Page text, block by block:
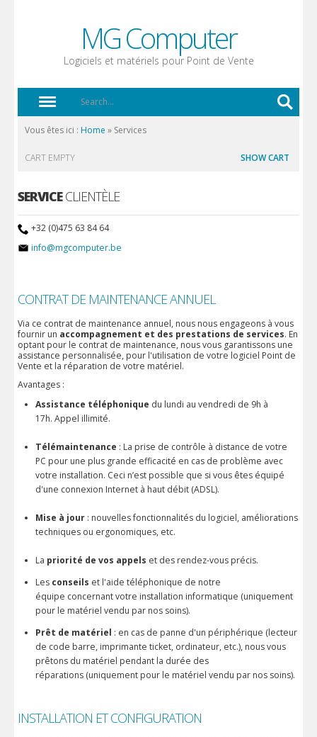
MG Computer
Logiciels et matériels pour Point de Vente
Vous êtes ici : Home » Services
CART EMPTY SHOW CART
SERVICECLIENTÈLE
+32 (0)475 63 84 64
info@mgcomputer.be
CONTRAT DE MAINTENANCE ANNUEL
Via ce contrat de maintenance annuel, nous nous engageons à vous
fournir un accompagnement et des prestations de services. En
optant pour le contrat de maintenance, nous vous garantissons une
assistance personnalisée, pour l'utilisation de votre logiciel Point de
Vente et la réparation de votre matériel.
Avantages :
Assistance téléphonique du lundi au vendredi de 9h à
17h. Appel illimité.
Télémaintenance : La prise de contrôle à distance de votre
PC pour une plus grande efficacité en cas de problème avec
votre installation. Ceci n’est possible que si vous êtes équipé
d'une connexion Internet à haut débit (ADSL).
Mise à jour : nouvelles fonctionnalités du logiciel, améliorations
techniques ou ergonomiques, etc.
La priorité de vos appels et des rendez-vous précis.
Les conseils et l'aide téléphonique de notre
équipe concernant votre installation informatique (uniquement
pour le matériel vendu par nos soins).
Prêt de matériel : en cas de panne d'un périphérique (lecteur
de code barre, imprimante ticket, ordinateur, etc.), nous vous
prêtons du matériel pendant la durée des
réparations (uniquement pour le matériel vendu par nos soins).
INSTALLATION ET CONFIGURATION